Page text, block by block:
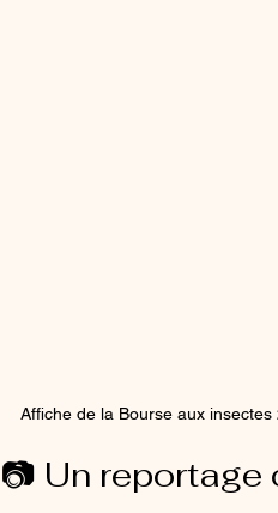
Affiche de la Bourse aux insectes
📷 Un reportage